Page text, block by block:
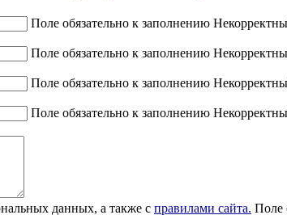
Поле обязательно к заполнению
Поле обязательно к заполнению
Поле обязательно к заполнению
Поле обязательно к заполнению
данных, а также с правилами сайта. Поле